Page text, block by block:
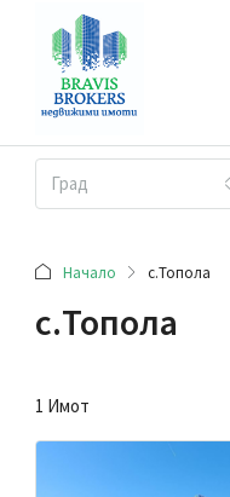
Град
Начало с.Топола
с.Топола
1 Имот